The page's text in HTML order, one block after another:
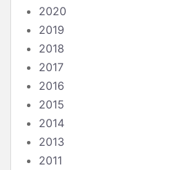
2020
2019
2018
2017
2016
2015
2014
2013
2011